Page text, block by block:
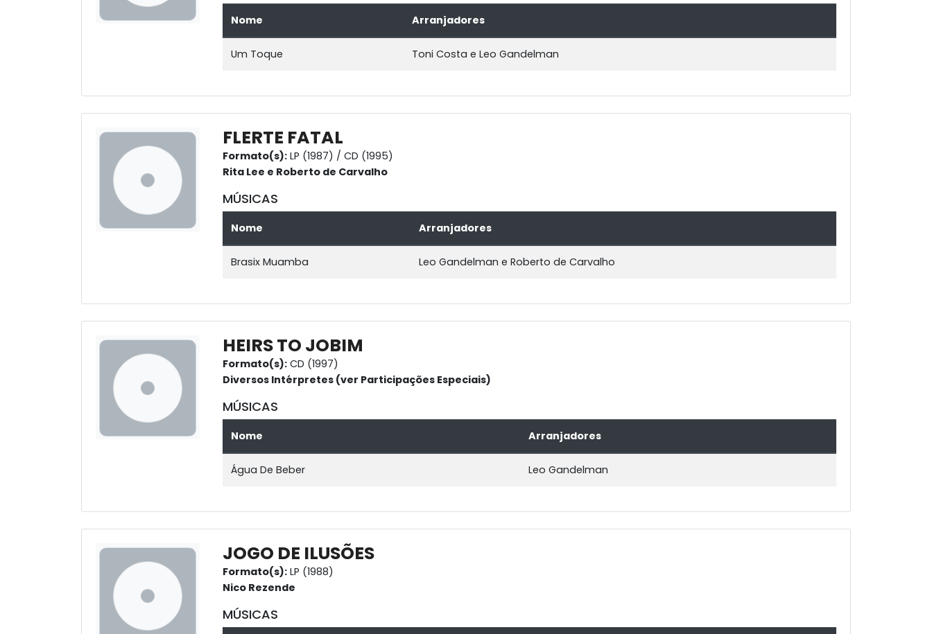
Nome Arranjadores
Um Toque Toni Costa e Leo Gandelman
FLERTE FATAL
Formato(s): LP (1987) / CD (1995)
Rita Lee e Roberto de Carvalho
MÚSICAS
Nome Arranjadores
Brasix Muamba Leo Gandelman e Roberto de Carvalho
HEIRS TO JOBIM
Formato(s): CD (1997)
Diversos Intérpretes (ver Participações Especiais)
MÚSICAS
Nome Arranjadores
Água De Beber Leo Gandelman
JOGO DE ILUSÕES
Formato(s): LP (1988)
Nico Rezende
MÚSICAS